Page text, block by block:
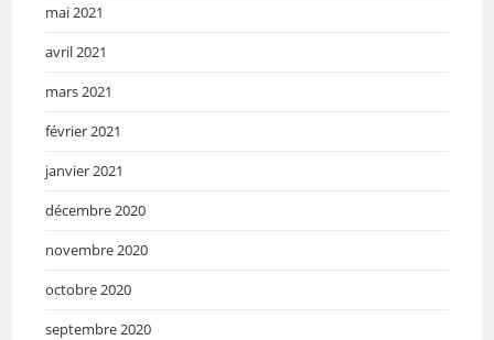
mai 2021
avril 2021
mars 2021
février 2021
janvier 2021
décembre 2020
novembre 2020
octobre 2020
septembre 2020